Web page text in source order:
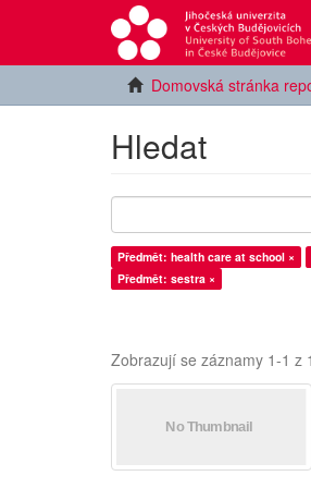
Domovská stránka
Hledat
Předmět: health care at school ×
Předmět: sestra ×
Zobrazují se záznamy 1-1 z 1